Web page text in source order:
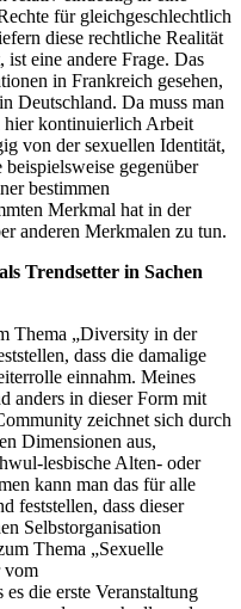
für gleichgeschlechtlich
diese rechtliche Realität
ist eine andere Frage. Das
in Frankreich gesehen,
Deutschland. Da muss man
hier kontinuierlich Arbeit
von der sexuellen Identität,
gegenüber
bestimmen
Merkmal hat in der
anderen Merkmalen zu tun.
Trendsetter in Sachen
Thema „Diversity in der
dass die damalige
einnahm. Meines
anders in dieser Form mit
zeichnet sich durch
Dimensionen aus,
lesbische Alten- oder
kann man das für alle
feststellen, dass dieser
Selbstorganisation
Thema „Sexuelle
vom
die erste Veranstaltung